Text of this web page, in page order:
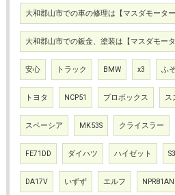
大和郡山市での車の修理は【マスダモータ
大和郡山市での鈑金、塗装は【マスダモー
安心 トラック BMW x3 ふ
トヨタ NCP51 プロボックス ス
スペーシア MK53S クライスラー
FE71DD ダイハツ ハイゼット
DA17V いずず エルフ NPR81AN